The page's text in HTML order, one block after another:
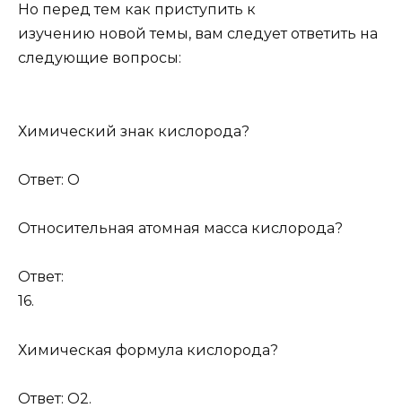
Но перед тем как приступить к
изучению новой темы, вам следует ответить на
следующие вопросы:
Химический знак кислорода?
Ответ: О
Относительная атомная масса кислорода?
Ответ:
16.
Химическая формула кислорода?
Ответ: О2.